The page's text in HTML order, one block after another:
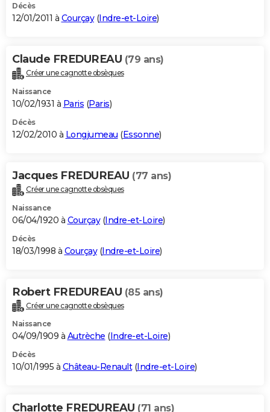
Décès
12/01/2011 à Courçay(Indre-et-Loire)
Claude FREDUREAU (79 ans)
Créer une cagnotte obsèques
Naissance
10/02/1931 à Paris (Paris)
Décès
12/02/2010 à Longjumeau (Essonne)
Jacques FREDUREAU (77 ans)
Créer une cagnotte obsèques
Naissance
06/04/1920 à Courçay(Indre-et-Loire)
Décès
18/03/1998 à Courçay(Indre-et-Loire)
Robert FREDUREAU (85 ans)
Créer une cagnotte obsèques
Naissance
04/09/1909 à Autrèche (Indre-et-Loire)
Décès
10/01/1995 à Château-Renault(Indre-et-Loire)
Charlotte FREDUREAU (71 ans)